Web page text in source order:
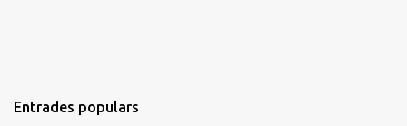
Entrades populars